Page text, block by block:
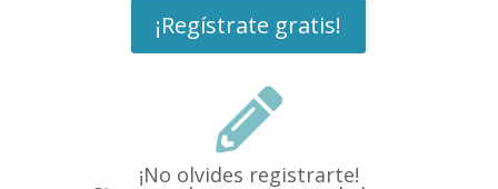
¡Regístrate gratis!

¡No olvides registrarte!